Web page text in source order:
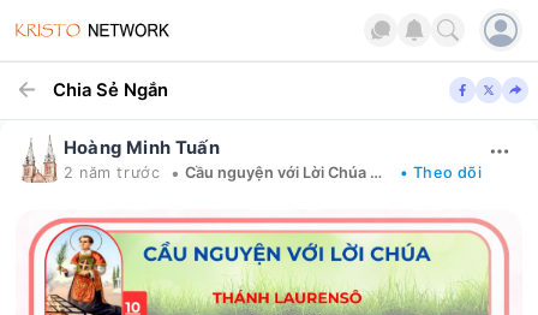
Chia Sẻ Ngắn
Hoàng Minh Tuấn
2 năm trước • Cầu nguyện với Lời Chúa mỗi ngày • Theo dõi